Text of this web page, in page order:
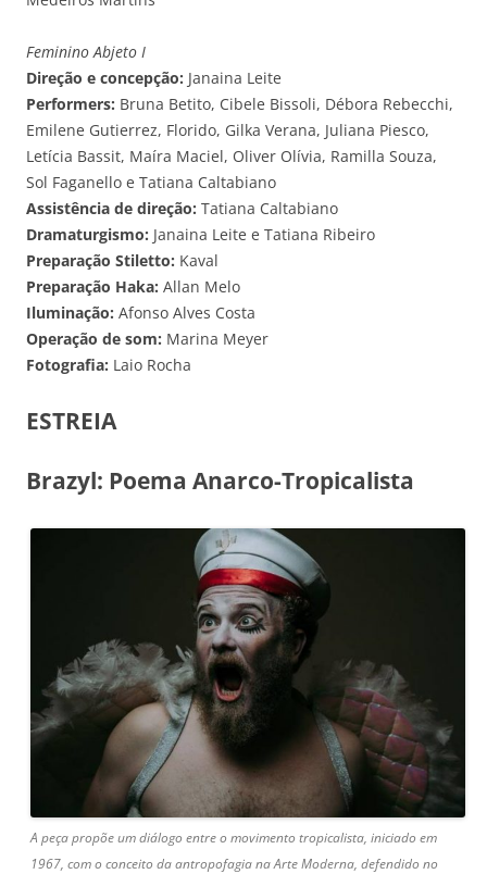
Feminino Abjeto I
Direção e concepção: Janaina Leite
Performers: Bruna Betito, Cibele Bissoli, Débora Rebecchi,
Emilene Gutierrez, Florido, Gilka Verana, Juliana Piesco,
Letícia Bassit, Maíra Maciel, Oliver Olívia, Ramilla Souza,
Sol Faganello e Tatiana Caltabiano
Assistência de direção: Tatiana Caltabiano
Dramaturgismo: Janaina Leite e Tatiana Ribeiro
Preparação Stiletto: Kaval
Preparação Haka: Allan Melo
Iluminação: Afonso Alves Costa
Operação de som: Marina Meyer
Fotografia: Laio Rocha
ESTREIA
Brazyl: Poema Anarco-Tropicalista
A peça propõe um diálogo entre o movimento tropicalista, iniciado em
1967, com o conceito da antropofagia na Arte Moderna, defendido no